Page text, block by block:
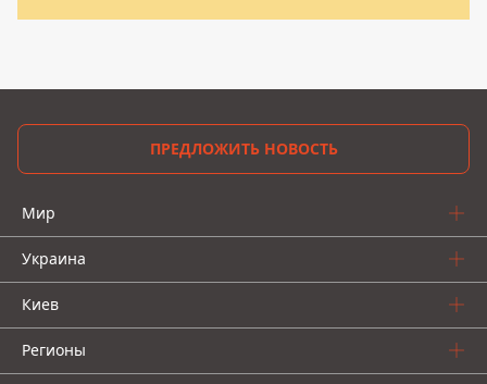
ПРЕДЛОЖИТЬ НОВОСТЬ
Мир
Украина
Киев
Регионы